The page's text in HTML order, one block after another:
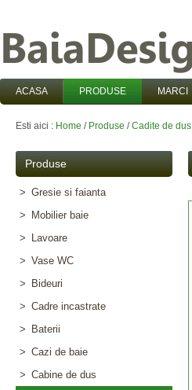
ACASA PRODUSE MARCI
Esti aici : Home / Produse /Cadite de dus
Produse
> Gresie si faianta
>
Mobilier baie
>
Lavoare
> Vase WC
>
Bideuri
> Cadre incastrate
>
Baterii
> Cazi de baie
> Cabine de dus